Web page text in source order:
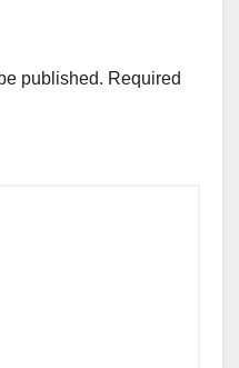
published. Required